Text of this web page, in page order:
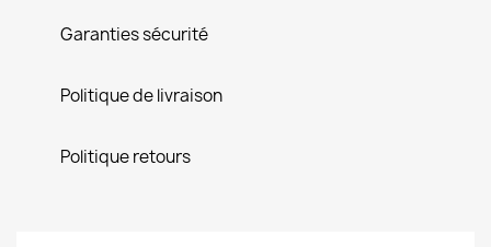
Garanties sécurité
Politique de livraison
Politique retours